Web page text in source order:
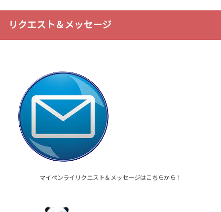
リクエスト＆メッセージ
マイペンライリクエスト＆メッセージはこちらから！